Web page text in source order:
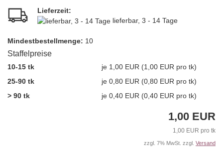
Lieferzeit:
lieferbar, 3 - 14 Tage
Mindest­bestellmenge: 10
Staffelpreise
10-15 tk
je 1,00 EUR (1,00 EUR pro tk)
25-90 tk
je 0,80 EUR (0,80 EUR pro tk)
> 90 tk
je 0,40 EUR (0,40 EUR pro tk)
1,00 EUR
1,00 EUR pro tk
zzgl. 7% MwSt. zzgl. Versand